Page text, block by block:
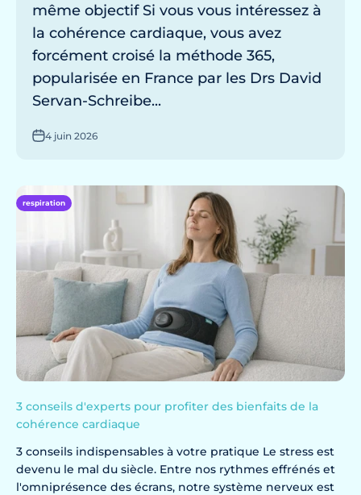
même objectif Si vous vous intéressez à
la cohérence cardiaque, vous avez
forcément croisé la méthode 365,
popularisée en France par les Drs David
Servan-Schreibe...
4 juin 2026
respiration
3 conseils d'experts pour profiter des bienfaits de la
cohérence cardiaque
3 conseils indispensables à votre pratique Le stress est
devenu le mal du siècle. Entre nos rythmes effrénés et
l'omniprésence des écrans, notre système nerveux est